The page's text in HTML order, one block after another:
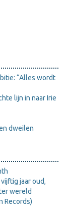
“Alles wordt
lijn in naar Irie
dweilen
jaar oud,
wereld
Records)